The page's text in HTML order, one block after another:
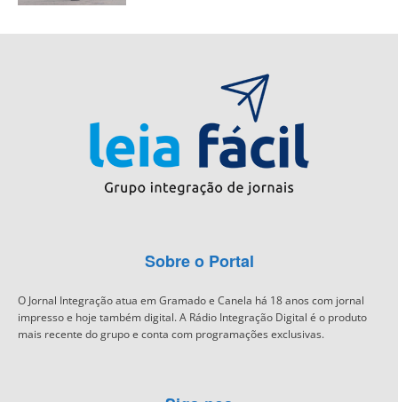
Sobre o Portal
O Jornal Integração atua em Gramado e Canela há 18 anos com jornal
impresso e hoje também digital. A Rádio Integração Digital é o produto
mais recente do grupo e conta com programações exclusivas.